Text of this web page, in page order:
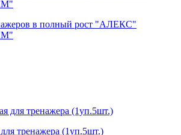
в полный рост "АЛЕКС"
тренажера (1уп.5шт.)